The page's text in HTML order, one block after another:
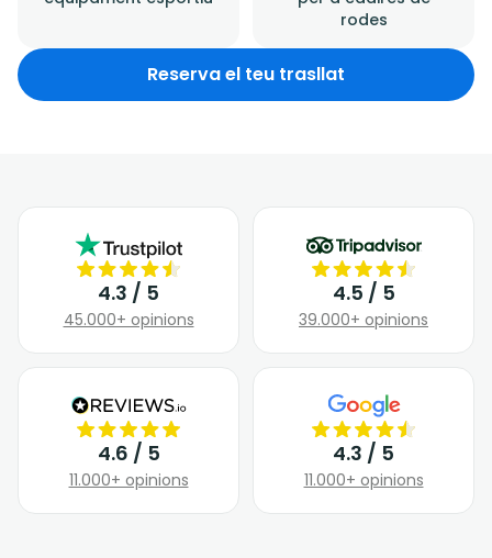
rodes
Reserva el teu trasllat
4.3 / 5
45.000+ opinions
4.5 / 5
39.000+ opinions
4.6 / 5
11.000+ opinions
4.3 / 5
11.000+ opinions